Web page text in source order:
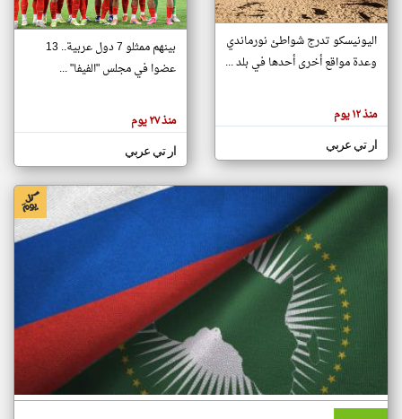
تغيير الدولة
اخبار جزر القمر على مدار الساعة
أهم اخبار جزر القمر العاجلة والمباشرة
هنا عن
وجهة
كاتبيها.
اليونيسكو تدرج شواطئ نورماندي
وعدة مواقع أخرى أحدها في بلد ...
منذ ١٢ يوم
ار تي عربي
بينهم ممثلو 7 دول عربية.. 13
عضوا في مجلس "الفيفا" ...
منذ ٢٧ يوم
ار تي عربي
klyoum.com